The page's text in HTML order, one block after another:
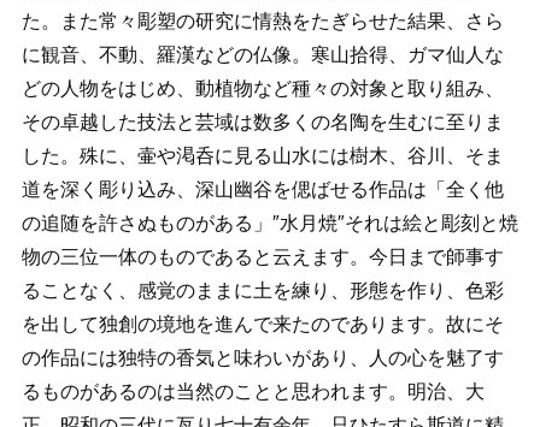
た。また常々彫塑の研究に情熱をたぎらせた結果、さら
に観音、不動、羅漢などの仏像。寒山拾得、ガマ仙人な
どの人物をはじめ、動植物など種々の対象と取り組み、
その卓越した技法と芸域は数多くの名陶を生むに至りま
した。殊に、壷や渇呑に見る山水には樹木、谷川、そま
道を深く彫り込み、深山幽谷を偲ばせる作品は「全く他
の追随を許さぬものがある」″水月焼″それは絵と彫刻と焼
物の三位一体のものであると云えます。今日まで師事す
ることなく、感覚のままに土を練り、形態を作り、色彩
を出して独創の境地を進んで来たのであります。故にそ
の作品には独特の香気と味わいがあり、人の心を魅了す
るものがあるのは当然のことと思われます。明治、大